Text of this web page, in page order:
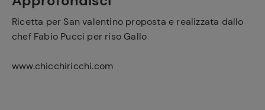
Ricetta per San valentino proposta e realizzata dallo
chef Fabio Pucci per riso Gallo
www.chicchiricchi.com